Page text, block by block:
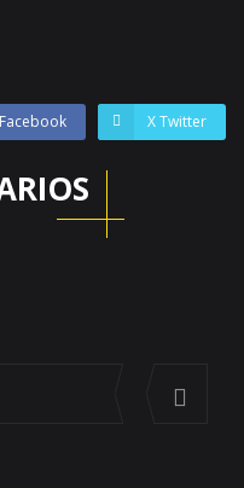
Facebook X Twitter